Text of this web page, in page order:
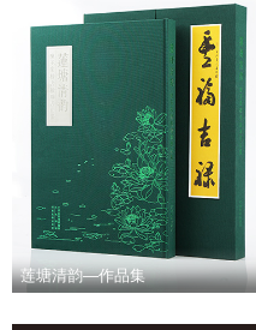
莲塘清韵—作品集